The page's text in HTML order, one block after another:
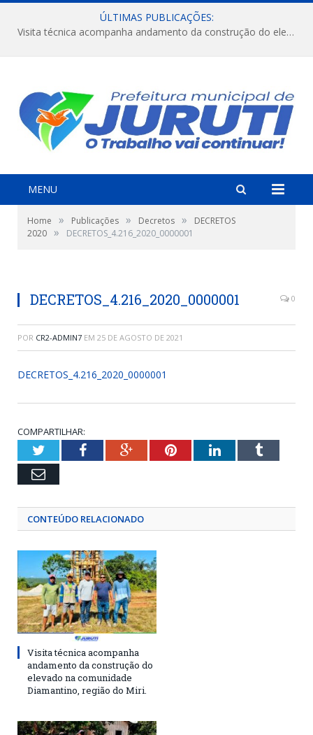
ÚLTIMAS PUBLICAÇÕES:
Visita técnica acompanha andamento da construção do elevado na comunidade Diamantino, região do Miri.
MENU
Home » Publicações » Decretos »
DECRETOS
2020 » DECRETOS_4.216_2020_0000001
DECRETOS_4.216_2020_0000001 0
POR CR2-ADMIN7 EM 25 DE AGOSTO DE 2021
DECRETOS_4.216_2020_0000001
COMPARTILHAR:
TwitterFacebookGoogle+PinterestLinkedInTumblr
Email
CONTEÚDO RELACIONADO
Visita técnica acompanha
andamento da construção do
elevado na comunidade
Diamantino, região do Miri.